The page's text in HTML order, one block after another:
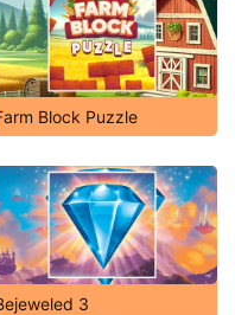
Block Puzzle
3